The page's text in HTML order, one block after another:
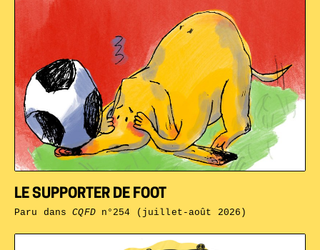
LE SUPPORTER DE FOOT
Paru dansCQFDn°254 (juillet-août 2026)